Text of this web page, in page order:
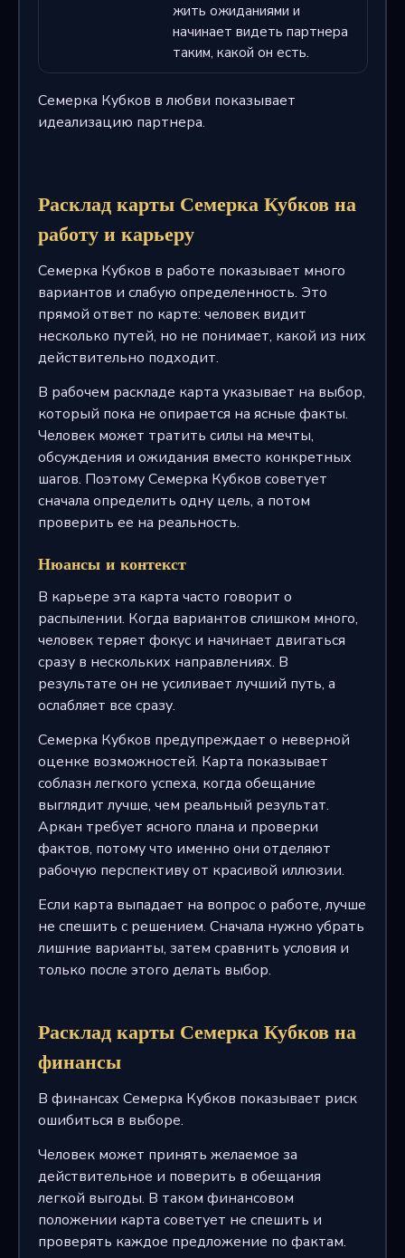
жить ожиданиями и
начинает видеть партнера
таким, какой он есть.
Семерка Кубков в любви показывает
идеализацию партнера.
Расклад карты Семерка Кубков на
работу и карьеру
Семерка Кубков в работе показывает много
вариантов и слабую определенность. Это
прямой ответ по карте: человек видит
несколько путей, но не понимает, какой из них
действительно подходит.
В рабочем раскладе карта указывает на выбор,
который пока не опирается на ясные факты.
Человек может тратить силы на мечты,
обсуждения и ожидания вместо конкретных
шагов. Поэтому Семерка Кубков советует
сначала определить одну цель, а потом
проверить ее на реальность.
Нюансы и контекст
В карьере эта карта часто говорит о
распылении. Когда вариантов слишком много,
человек теряет фокус и начинает двигаться
сразу в нескольких направлениях. В
результате он не усиливает лучший путь, а
ослабляет все сразу.
Семерка Кубков предупреждает о неверной
оценке возможностей. Карта показывает
соблазн легкого успеха, когда обещание
выглядит лучше, чем реальный результат.
Аркан требует ясного плана и проверки
фактов, потому что именно они отделяют
рабочую перспективу от красивой иллюзии.
Если карта выпадает на вопрос о работе, лучше
не спешить с решением. Сначала нужно убрать
лишние варианты, затем сравнить условия и
только после этого делать выбор.
Расклад карты Семерка Кубков на
финансы
В финансах Семерка Кубков показывает риск
ошибиться в выборе.
Человек может принять желаемое за
действительное и поверить в обещания
легкой выгоды. В таком финансовом
положении карта советует не спешить и
проверять каждое предложение по фактам.